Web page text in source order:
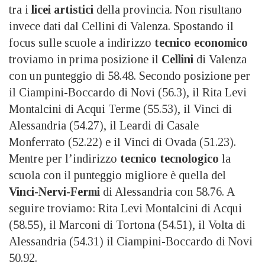
tra i licei artistici della provincia. Non risultano
invece dati dal Cellini di Valenza. Spostando il
focus sulle scuole a indirizzo tecnico economico
troviamo in prima posizione il Cellini di Valenza
con un punteggio di 58.48. Secondo posizione per
il Ciampini-Boccardo di Novi (56.3), il Rita Levi
Montalcini di Acqui Terme (55.53), il Vinci di
Alessandria (54.27), il Leardi di Casale
Monferrato (52.22) e il Vinci di Ovada (51.23).
Mentre per l’indirizzo tecnico tecnologico la
scuola con il punteggio migliore è quella del
Vinci-Nervi-Fermi di Alessandria con 58.76. A
seguire troviamo: Rita Levi Montalcini di Acqui
(58.55), il Marconi di Tortona (54.51), il Volta di
Alessandria (54.31) il Ciampini-Boccardo di Novi
50.92.